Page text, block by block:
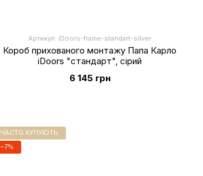
Артикул: iDoors-frame-standart-silver
Короб прихованого монтажу Папа Карло
iDoors "стандарт", сірий
6 145 грн
ЧАСТО КУПУЮТЬ
−7%